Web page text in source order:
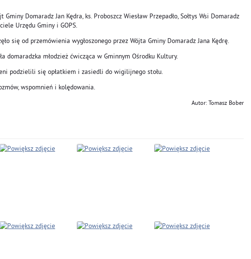
Domaradz Jan Kędra, ks. Proboszcz Wiesław Przepadło, Sołtys Wsi Domaradz
Urzędu Gminy i GOPS.
się od przemówienia wygłoszonego przez Wójta Gminy Domaradz Jana Kędrę.
domaradzka młodzież ćwicząca w Gminnym Ośrodku Kultury.
podzielili się opłatkiem i zasiedli do wigilijnego stołu.
wspomnień i kolędowania.
Autor: Tomasz Bober